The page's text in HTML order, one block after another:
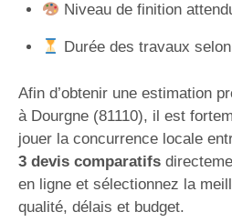
Niveau de finition
Durée des travaux
Afin d’obtenir une estimation
à Dourgne (81110), il est
jouer la concurrence locale
3 devis comparatifs
en ligne et sélectionnez la
qualité, délais et budget.